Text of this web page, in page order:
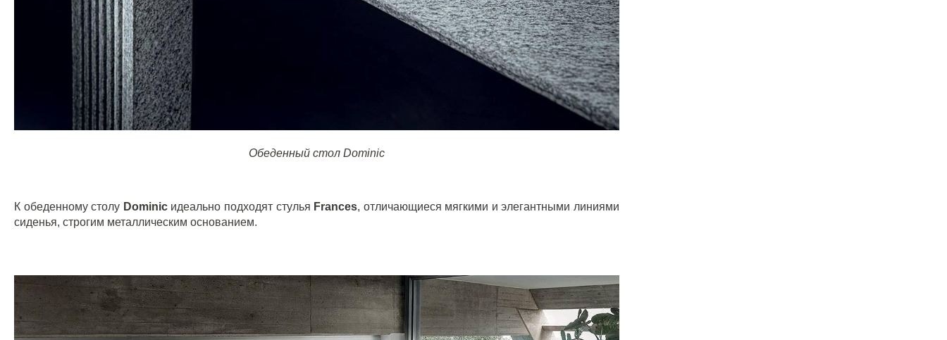
Обеденный стол Dominic
К обеденному столу Dominic идеально подходят стулья Frances, отличающиеся мягкими и элегантными линиями
сиденья, строгим металлическим основанием.